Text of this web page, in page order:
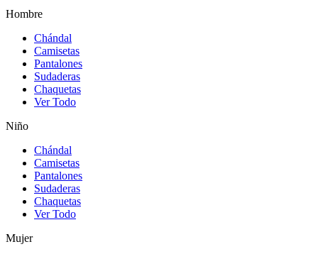
Hombre
Chándal
Camisetas
Pantalones
Sudaderas
Chaquetas
Ver Todo
Niño
Chándal
Camisetas
Pantalones
Sudaderas
Chaquetas
Ver Todo
Mujer